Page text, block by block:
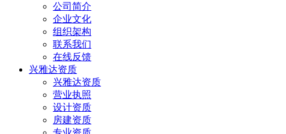
公司简介
企业文化
组织架构
联系我们
在线反馈
兴雅达资质
兴雅达资质
营业执照
设计资质
房建资质